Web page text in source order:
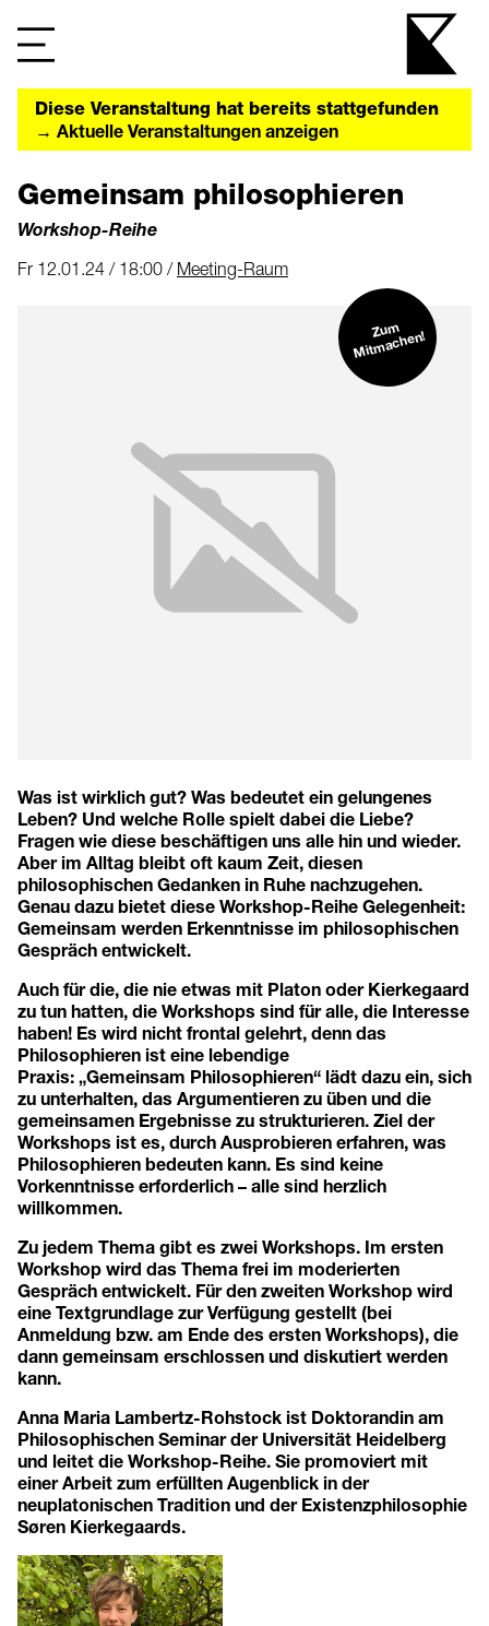
Diese Veranstaltung hat bereits stattgefunden
→ Aktuelle Veranstaltungen anzeigen
Gemeinsam philosophieren
Workshop-Reihe
Fr 12.01.24 / 18:00 / Meeting-Raum
Zu
m
Mit
machen!
Was ist wirklich gut? Was bedeutet ein gelungenes
Leben? Und welche Rolle spielt dabei die Liebe?
Fragen wie diese beschäftigen uns alle hin und wieder.
Aber im Alltag bleibt oft kaum Zeit, diesen
philosophischen Gedanken in Ruhe nachzugehen.
Genau dazu bietet diese Workshop-Reihe Gelegenheit:
Gemeinsam werden Erkenntnisse im philosophischen
Gespräch entwickelt.
Auch für die, die nie etwas mit Platon oder Kierkegaard
zu tun hatten, die Workshops sind für alle, die Interesse
haben! Es wird nicht frontal gelehrt, denn das
Philosophieren ist eine lebendige
Praxis: „Gemeinsam Philosophieren“ lädt dazu ein, sich
zu unterhalten, das Argumentieren zu üben und die
gemeinsamen Ergebnisse zu strukturieren. Ziel der
Workshops ist es, durch Ausprobieren erfahren, was
Philosophieren bedeuten kann. Es sind keine
Vorkenntnisse erforderlich – alle sind herzlich
willkommen.
Zu jedem Thema gibt es zwei Workshops. Im ersten
Workshop wird das Thema frei im moderierten
Gespräch entwickelt. Für den zweiten Workshop wird
eine Textgrundlage zur Verfügung gestellt (bei
Anmeldung bzw. am Ende des ersten Workshops), die
dann gemeinsam erschlossen und diskutiert werden
kann.
Anna Maria Lambertz-Rohstock ist Doktorandin am
Philosophischen Seminar der Universität Heidelberg
und leitet die Workshop-Reihe. Sie promoviert mit
einer Arbeit zum erfüllten Augenblick in der
neuplatonischen Tradition und der Existenzphilosophie
Søren Kierkegaards.